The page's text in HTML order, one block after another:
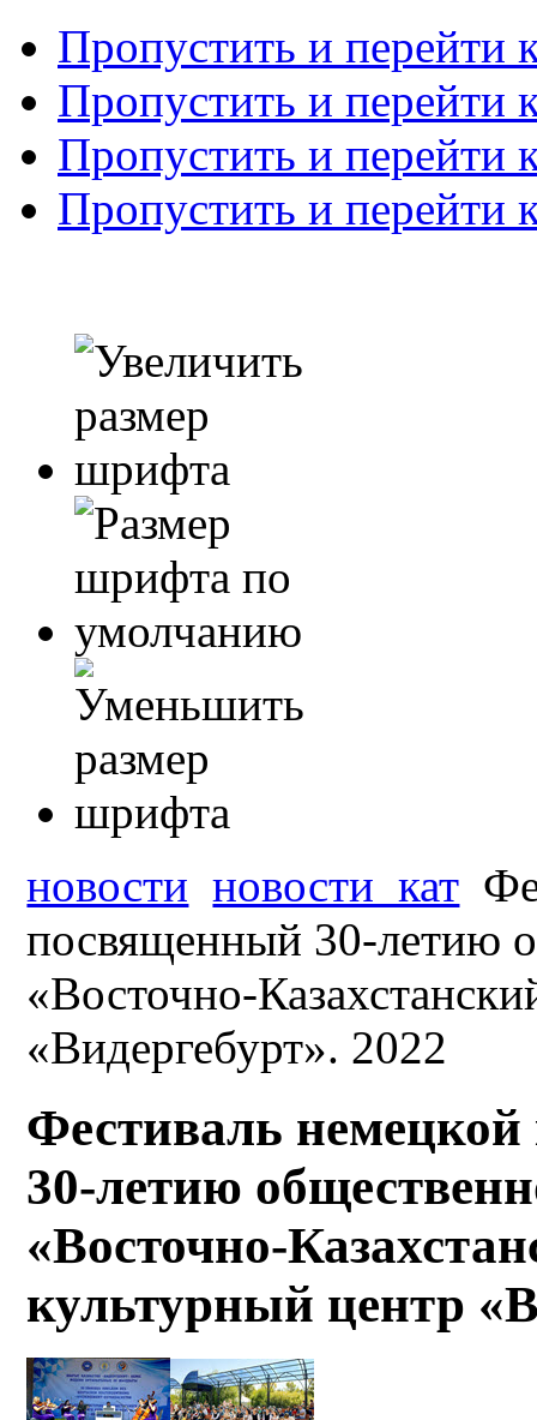
Пропустить и перейти
Пропустить и перейти
Пропустить и перейти
Пропустить и перейти
новости новости_кат
посвященный 30-летию
«Восточно-
«Видергебурт». 2022
Фестиваль
30-летию
«Восточно-
культурный центр